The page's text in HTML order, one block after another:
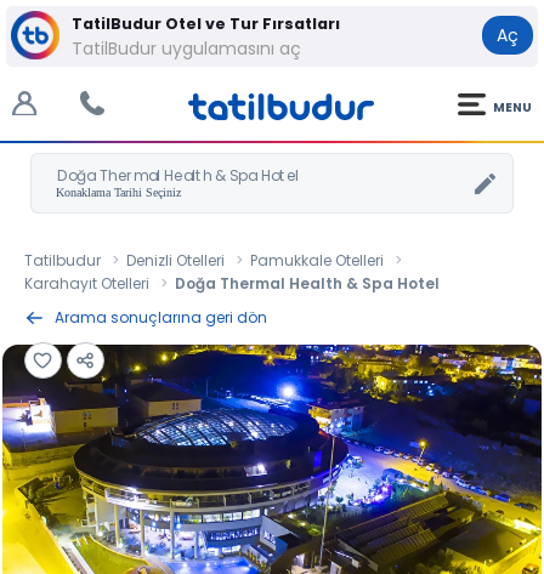
TatilBudur Otel ve Tur Fırsatları
TatilBudur uygulamasını aç
Aç
MENU
Doğa Thermal Health & Spa Hotel
Tatilbudur Denizli Otelleri
Pamukkale Otelleri
Karahayıt Otelleri
Doğa Thermal Health & Spa Hotel
Arama sonuçlarına geri dön